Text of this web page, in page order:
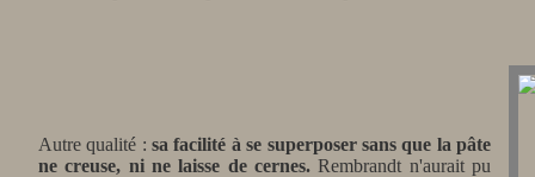
Autre qualité :sa facilité à se superposer sans que la pâte
ne creuse, ni ne laisse de cernes.Rembrandt n'aurait pu